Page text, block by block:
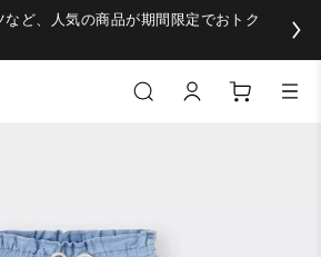
ど、人気の商品が期間限定でおトク